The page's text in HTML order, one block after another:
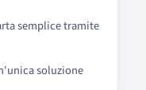
semplice tramite
soluzione